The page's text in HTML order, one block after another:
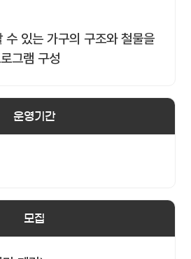
수 있는 가구의 구조와 철물을
그램 구성
운영기간
모집